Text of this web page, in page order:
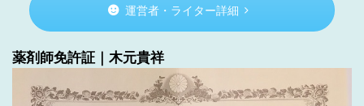
運営者・ライター詳細
薬剤師免許証｜木元貴祥